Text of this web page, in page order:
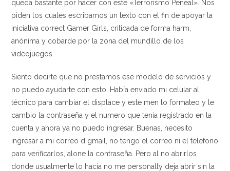
queda bastante por hacer con este «Terrorismo Peneal». Nos
piden los cuales escribamos un texto con el fin de apoyar la
iniciativa correct Gamer Girls, criticada de forma harm,
anónima y cobarde por la zona del mundillo de los
videojuegos.
Siento decirte que no prestamos ese modelo de servicios y
no puedo ayudarte con esto. Había enviado mi celular al
técnico para cambiar el displace y este men lo formateo y le
cambio la contraseña y el numero que tenia registrado en la
cuenta y ahora ya no puedo ingresar. Buenas, necesito
ingresar a mi correo d gmail, no tengo el correo ni el telefono
para verificarlos, alone la contraseña. Pero al no abrirlos
donde usualmente lo hacia no me personally deja abrir sin la